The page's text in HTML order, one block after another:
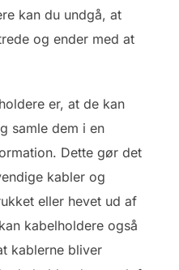
kan du undgå, at
og ender med at
er, at de kan
samle dem i en
Dette gør det
kabler og
eller hevet ud af
kabelholdere også
kablerne bliver